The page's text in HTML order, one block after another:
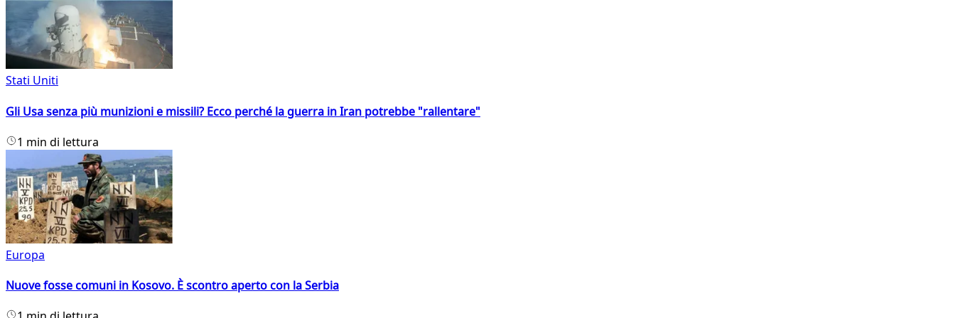
Stati Uniti
Gli Usa senza più munizioni e missili? Ecco perché la guerra in Iran potrebbe "rallentare"
1 min di lettura
Europa
Nuove fosse comuni in Kosovo. È scontro aperto con la Serbia